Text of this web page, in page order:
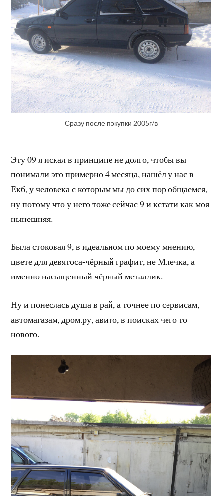
Сразу после покупки 2005г/в
Эту 09 я искал в принципе не долго, чтобы вы
понимали это примерно 4 месяца, нашёл у нас в
Екб, у человека с которым мы до сих пор общаемся,
ну потому что у него тоже сейчас 9 и кстати как моя
нынешняя.
Была стоковая 9, в идеальном по моему мнению,
цвете для девятоса-чёрный графит, не Млечка, а
именно насыщенный чёрный металлик.
Ну и понеслась душа в рай, а точнее по сервисам,
автомагазам, дром.ру, авито, в поисках чего то
нового.